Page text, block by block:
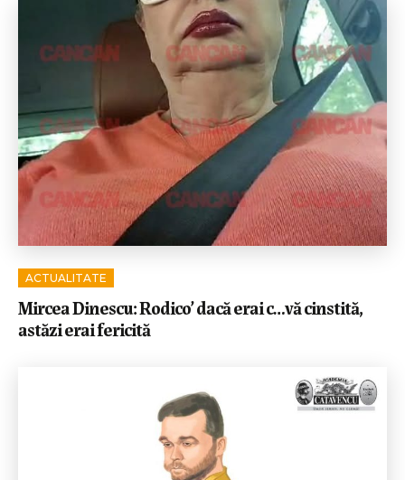
ACTUALITATE
Mircea Dinescu: Rodico’ dacă erai c…vă cinstită,
astăzi erai fericită